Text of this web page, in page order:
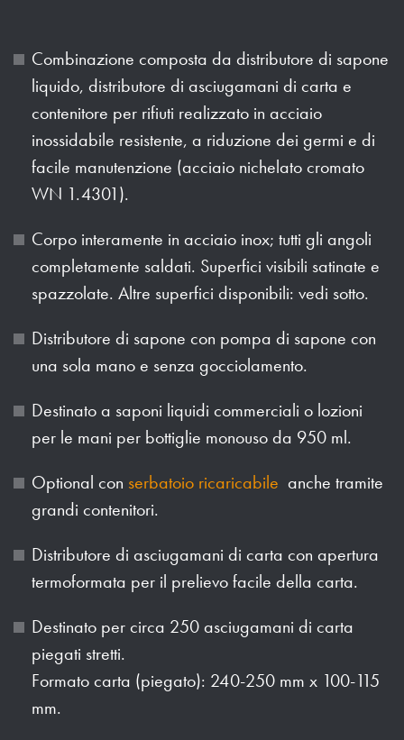
Combinazione composta da distributore di sapone
liquido, distributore di asciugamani di carta e
contenitore per rifiuti realizzato in acciaio
inossidabile resistente, a riduzione dei germi e di
facile manutenzione (acciaio nichelato cromato
WN 1.4301).
Corpo interamente in acciaio inox; tutti gli angoli
completamente saldati. Superfici visibili satinate e
spazzolate. Altre superfici disponibili: vedi sotto.
Distributore di sapone con pompa di sapone con
una sola mano e senza gocciolamento.
Destinato a saponi liquidi commerciali o lozioni
per le mani per bottiglie monouso da 950 ml.
Optional con serbatoio ricaricabile anche tramite
grandi contenitori.
Distributore di asciugamani di carta con apertura
termoformata per il prelievo facile della carta.
Destinato per circa 250 asciugamani di carta
piegati stretti.
Formato carta (piegato): 240-250 mm x 100-115
mm.